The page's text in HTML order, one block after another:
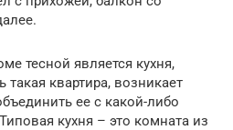
тесной является кухня,
такая квартира, возникает
ее с какой-либо
кухня – это комната из